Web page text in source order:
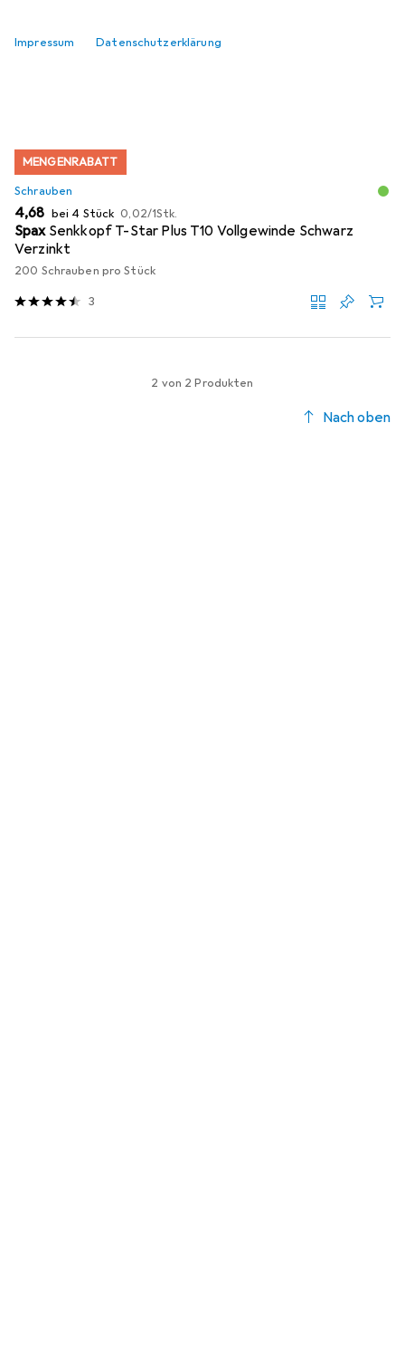
Impressum Datenschutzerklärung
MENGENRABATT
Schrauben
EUR
4,68 bei 4 Stück EUR
0,02/1Stk.
Spax Senkkopf T-Star Plus T10 Vollgewinde Schwarz
Verzinkt
200 Schrauben pro Stück
3
2 von 2 Produkten
Nach oben